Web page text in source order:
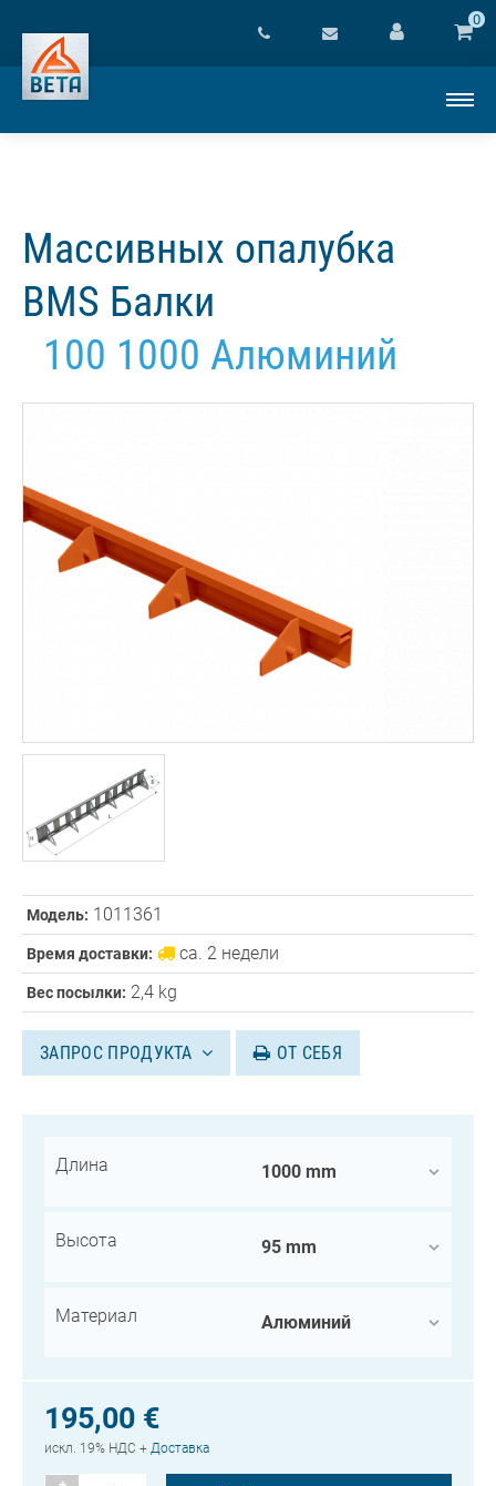
0
Массивных опалубка
BMS Балки
100 1000 Алюминий
Модель: 1011361
Время доставки: ca. 2 недели
Вес посылки: 2,4 kg
ЗАПРОС ПРОДУКТА ОТ СЕБЯ
Длина
Высота
Материал
195,00 €
искл. 19% НДС + Доставка